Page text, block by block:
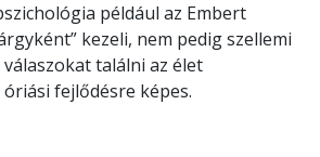
például az Embert
kezeli, nem pedig szellemi
találni az élet
fejlődésre képes.